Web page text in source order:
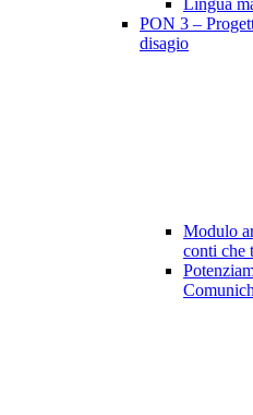
Lingua
PON 3 –
disagio
Modulo
conti che